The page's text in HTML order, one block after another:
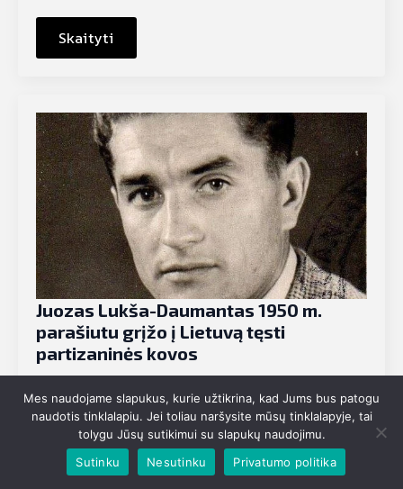
Skaityti
Juozas Lukša-Daumantas 1950 m.
parašiutu grįžo į Lietuvą tęsti
partizaninės kovos
Juozas Lukša-Daumantas: partizanas, kuris iš Vakarų
parašiutu grįžo į okupuotą Lietuvą 1950 metų spalio 3-
iosios naktį virš sovietų okupuotos Lietuvos skrido
lėktuvas, kurio keleiviai negalėjo leistis jokiame oro
uoste. Žemėje…
Mes naudojame slapukus, kurie užtikrina, kad Jums bus patogu
naudotis tinklalapiu. Jei toliau naršysite mūsų tinklalapyje, tai
tolygu Jūsų sutikimui su slapukų naudojimu.
Sutinku
Nesutinku Privatumo politika